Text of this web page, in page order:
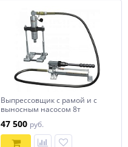
Выпрессовщик с рамой и с
выносным насосом 8т
47 500 руб.